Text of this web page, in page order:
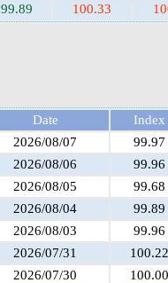
99.89
100.33
Date
Index
2026/08/07
99.97
2026/08/06
99.96
2026/08/05
99.68
2026/08/04
99.89
2026/08/03
99.96
2026/07/31
100.22
2026/07/30
100.00